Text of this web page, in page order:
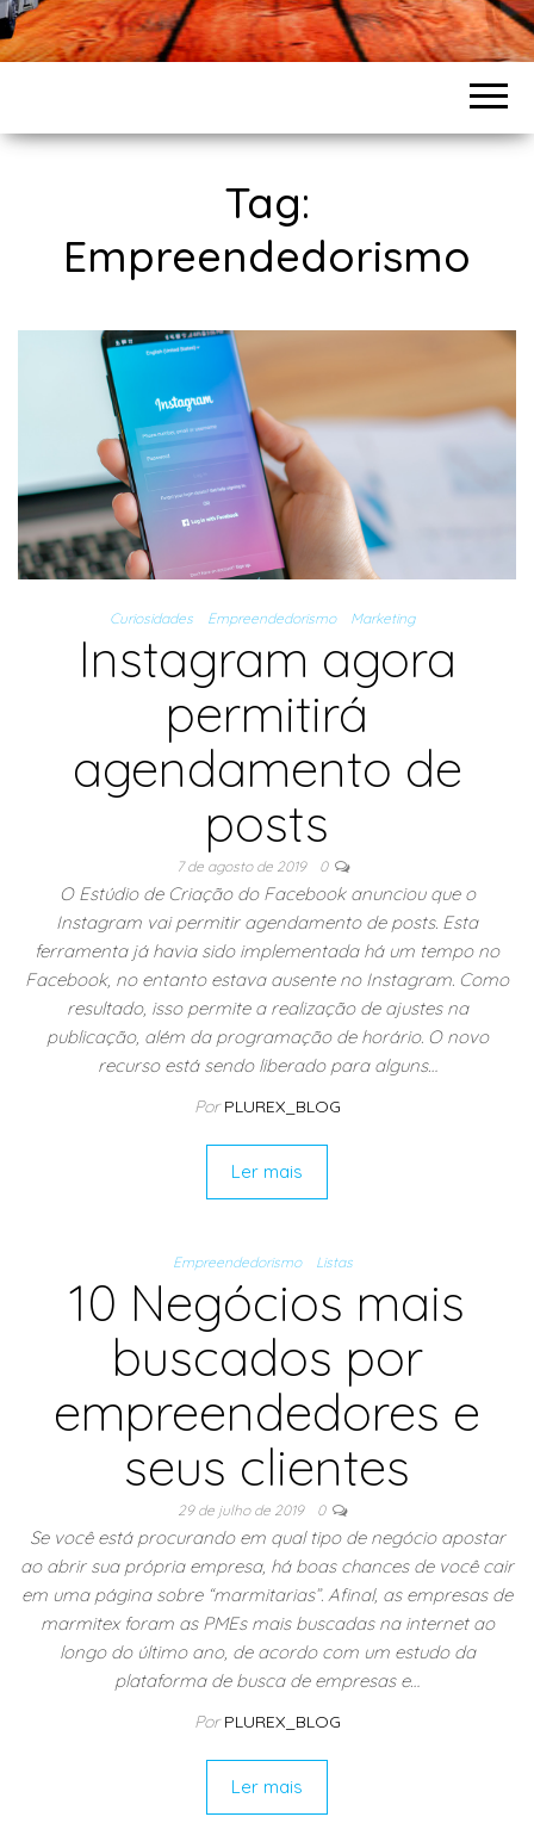
Tag:
Empreendedorismo
Curiosidades Empreendedorismo Marketing
Instagram agora
permitirá
agendamento de
posts
7 de agosto de 2019 0
O Estúdio de Criação do Facebook anunciou que o
Instagram vai permitir agendamento de posts. Esta
ferramenta já havia sido implementada há um tempo no
Facebook, no entanto estava ausente no Instagram. Como
resultado, isso permite a realização de ajustes na
publicação, além da programação de horário. O novo
recurso está sendo liberado para alguns…
Por PLUREX_BLOG
Ler mais
Empreendedorismo Listas
10 Negócios mais
buscados por
empreendedores e
seus clientes
29 de julho de 2019 0
Se você está procurando em qual tipo de negócio apostar
ao abrir sua própria empresa, há boas chances de você cair
em uma página sobre “marmitarias”. Afinal, as empresas de
marmitex foram as PMEs mais buscadas na internet ao
longo do último ano, de acordo com um estudo da
plataforma de busca de empresas e…
Por PLUREX_BLOG
Ler mais